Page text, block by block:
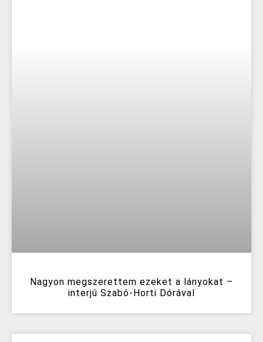
Nagyon megszerettem ezeket a lányokat –
interjú Szabó-Horti Dórával